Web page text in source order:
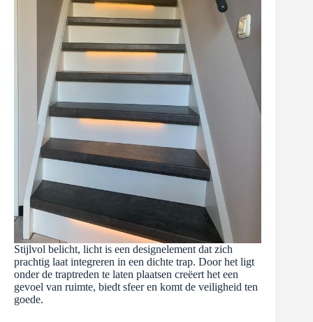
Stijlvol belicht, licht is een designelement dat zich
prachtig laat integreren in een dichte trap. Door het ligt
onder de traptreden te laten plaatsen creëert het een
gevoel van ruimte, biedt sfeer en komt de veiligheid ten
goede.